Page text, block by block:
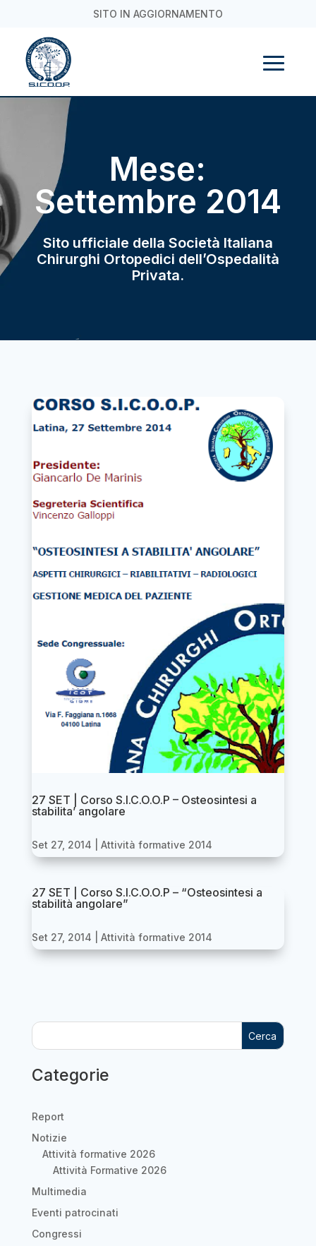
SITO IN AGGIORNAMENTO
Mese:
Settembre 2014
Sito ufficiale della Società Italiana
Chirurghi Ortopedici dell’Ospedalità
Privata.
27 SET | Corso S.I.C.O.O.P – Osteosintesi a
stabilita’ angolare
Set 27, 2014 Attività formative 2014
27 SET | Corso S.I.C.O.O.P – “Osteosintesi a
stabilità angolare”
Set 27, 2014 Attività formative 2014
Cerca
Categorie
Report
Notizie
Attività formative 2026
Attività Formative 2026
Multimedia
Eventi patrocinati
Congressi